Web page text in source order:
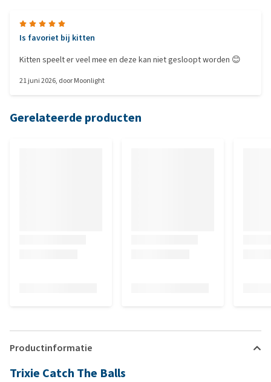
Is favoriet bij kitten
Kitten speelt er veel mee en deze kan niet gesloopt worden 😊
21 juni 2026, doorMoonlight
Gerelateerde producten
Productinformatie
Trixie Catch The Balls